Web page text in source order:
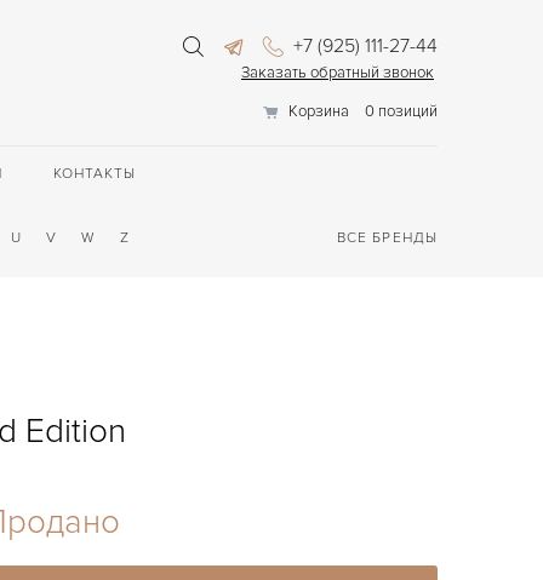
+7 (925) 111-27-44
Заказать обратный звонок
Корзина
0 позиций
КОНТАКТЫ
U V W Z ВСЕ БРЕНДЫ
Edition